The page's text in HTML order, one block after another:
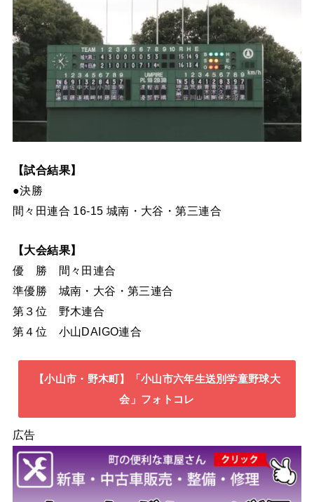
【試合結果】
●決勝
間々田連合 16-15 城南・大谷・第三連合
【大会結果】
優 勝 間々田連合
準優勝 城南・大谷・第三連合
第３位 野木連合
第４位 小山DAIGO連合
【小山市・野木町】「小山市六年生送別学童野球大
会」フォトコレ
広告